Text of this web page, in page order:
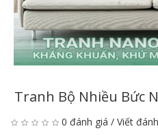
Tranh Bộ Nhiều Bức
0 đánh giá / Viết